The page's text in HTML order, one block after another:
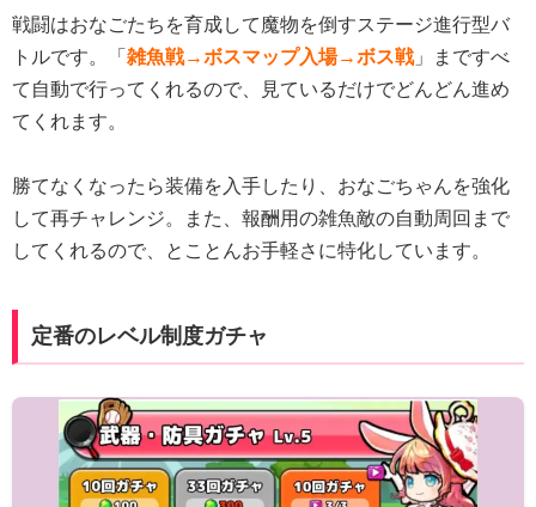
戦闘はおなごたちを育成して魔物を倒すステージ進行型バ
トルです。「 雑魚戦→ボスマップ入場→ボス戦」まですべ
て自動で行ってくれるので、見ているだけでどんどん進め
てくれます。
勝てなくなったら装備を入手したり、おなごちゃんを強化
して再チャレンジ。また、報酬用の雑魚敵の自動周回まで
してくれるので、とことんお手軽さに特化しています。
定番のレベル制度ガチャ